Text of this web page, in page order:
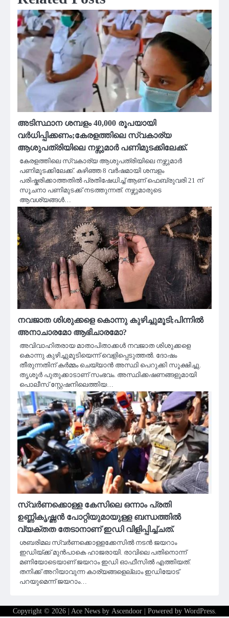
അടിസ്ഥാന ശമ്പളം 40,000 രൂപയായി
വർധിപ്പിക്കണം;കേരളത്തിലെ സ്വകാര്യ
ആശുപത്രിയിലെ നഴ്സുമാർ പണിമുടക്കിലേക്ക്.
കേരളത്തിലെ സ്വകാര്യ ആശുപത്രിയിലെ നഴ്സുമാർ
പണിമുടക്കിലേക്ക്. കഴിഞ്ഞ 8 വർഷമായി ശമ്പളം
പരിഷ്കരിക്കാത്തതിൽ പ്രതിഷേധിച്ച് ആണ് ഫെബ്രുവരി 21 ന്
സൂചനാ പണിമുടക്ക് നടത്തുന്നത്. നഴ്സുമാരുടെ
ആവശ്യങ്ങൾ…
നവജാത ശിശുക്കളെ കൊന്നു കുഴിച്ചുമൂടി;പിന്നിൽ
അനാചാരമോ ആഭിചാരമോ?
അവിവാഹിതരായ മാതാപിതാക്കള്‍ നവജാത ശിശുക്കളെ
കൊന്നു കുഴിച്ചുമൂടിയെന്ന് വെളിപ്പെടുത്തല്‍. ദോഷം
തീരുന്നതിന് കര്‍മ്മം ചെയ്യാന്‍ അസ്ഥി പെറുക്കി സൂക്ഷിച്ചു.
തൃശൂര്‍ പുതുക്കാടാണ് സംഭവം. അസ്ഥിക്കഷണങ്ങളുമായി
പൊലീസ് സ്റ്റേഷനിലെത്തിയ…
സ്വര്‍ണക്കൊള്ള കേസിലെ ഒന്നാം പ്രതി
ഉണ്ണികൃഷ്ണന്‍ പോറ്റിയുമായുള്ള ബന്ധത്തില്‍
വ്യക്തത തേടാനാണ് ഇഡി വിളിപ്പിച്ച്ചത്.
ശബരിമല സ്വര്‍ണക്കൊള്ളക്കേസില്‍ നടന്‍ ജയറാം
ഇഡിയ്ക്ക് മുന്‍പാകെ ഹാജരായി. രാവിലെ പതിനൊന്ന്
മണിയോടെയാണ് ജയറാം ഇഡി ഓഫീസില്‍ എത്തിയത്.
തനിക്ക് അറിയാവുന്ന കാര്യങ്ങളെല്ലാം ഇഡിയോട്
പറയുമെന്ന് ജയറാം…
Copyright © 2026 | Ace News by Ascendoor| Powered by WordPress.